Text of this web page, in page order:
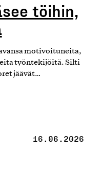
töihin,
motivoituneita,
työntekijöitä. Silti
jäävät…
16.06.2026